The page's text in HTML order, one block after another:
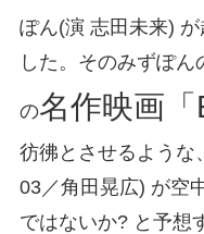
ぽん(演 志田未来)
した。そのみずぽ
の名作映画「
彷彿とさせるような
03／角田晃広) が空
ではないか? と予想